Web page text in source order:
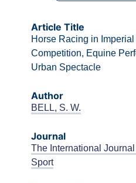
Article Title
Horse Racing in
Competition, Equine
Urban Spectacle
Author
BELL, S. W.
Journal
The International
Sport